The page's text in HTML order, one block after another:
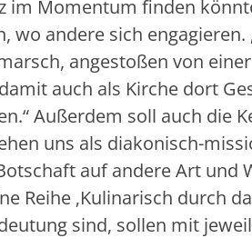
im Momentum finden
andere sich engagieren.
angestoßen von
auch als Kirche dort
Außerdem soll auch die
uns als diakonisch-
auf andere Art und
Reihe ‚Kulinarisch durch
sind, sollen mit